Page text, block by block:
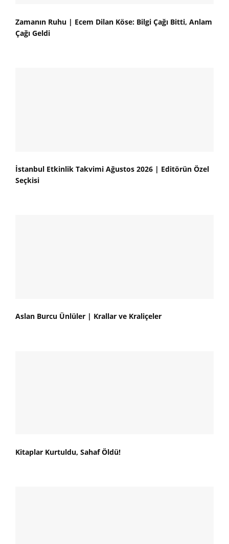
Zamanın Ruhu | Ecem Dilan Köse: Bilgi Çağı Bitti, Anlam
Çağı Geldi
İstanbul Etkinlik Takvimi Ağustos 2026 | Editörün Özel
Seçkisi
Aslan Burcu Ünlüler | Krallar ve Kraliçeler
Kitaplar Kurtuldu, Sahaf Öldü!